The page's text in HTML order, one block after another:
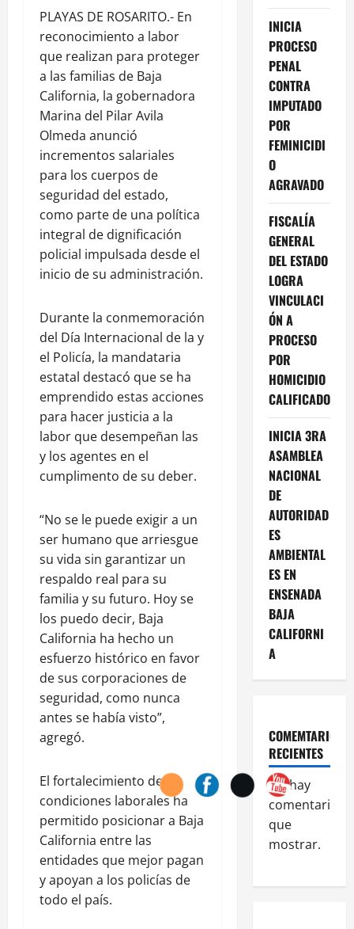
PLAYAS DE ROSARITO.- En
reconocimiento a labor
que realizan para proteger
a las familias de Baja
California, la gobernadora
Marina del Pilar Avila
Olmeda anunció
incrementos salariales
para los cuerpos de
seguridad del estado,
como parte de una política
integral de dignificación
policial impulsada desde el
inicio de su administración.
Durante la conmemoración
del Día Internacional de la y
el Policía, la mandataria
estatal destacó que se ha
emprendido estas acciones
para hacer justicia a la
labor que desempeñan las
y los agentes en el
cumplimento de su deber.
“No se le puede exigir a un
ser humano que arriesgue
su vida sin garantizar un
respaldo real para su
familia y su futuro. Hoy se
los puedo decir, Baja
California ha hecho un
esfuerzo histórico en favor
de sus corporaciones de
seguridad, como nunca
antes se había visto”,
agregó.
El fortalecimiento de las
condiciones laborales ha
permitido posicionar a Baja
California entre las
entidades que mejor pagan
y apoyan a los policías de
todo el país.
INICIA
PROCESO
PENAL
CONTRA
IMPUTADO
POR
FEMINICIDI
O
AGRAVADO
FISCALÍA
GENERAL
DEL ESTADO
LOGRA
VINCULACI
ÓN A
PROCESO
POR
HOMICIDIO
CALIFICADO
INICIA 3RA
ASAMBLEA
NACIONAL
DE
AUTORIDAD
ES
AMBIENTAL
ES EN
ENSENADA
BAJA
CALIFORNI
A
COMEMTARIOS
RECIENTES
No hay
comentarios
que
mostrar.